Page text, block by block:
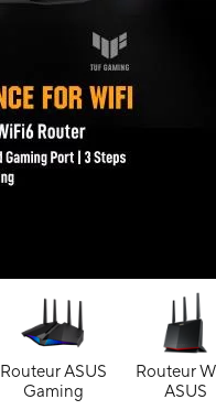
Routeur ASUS
Gaming
Routeur
ASUS